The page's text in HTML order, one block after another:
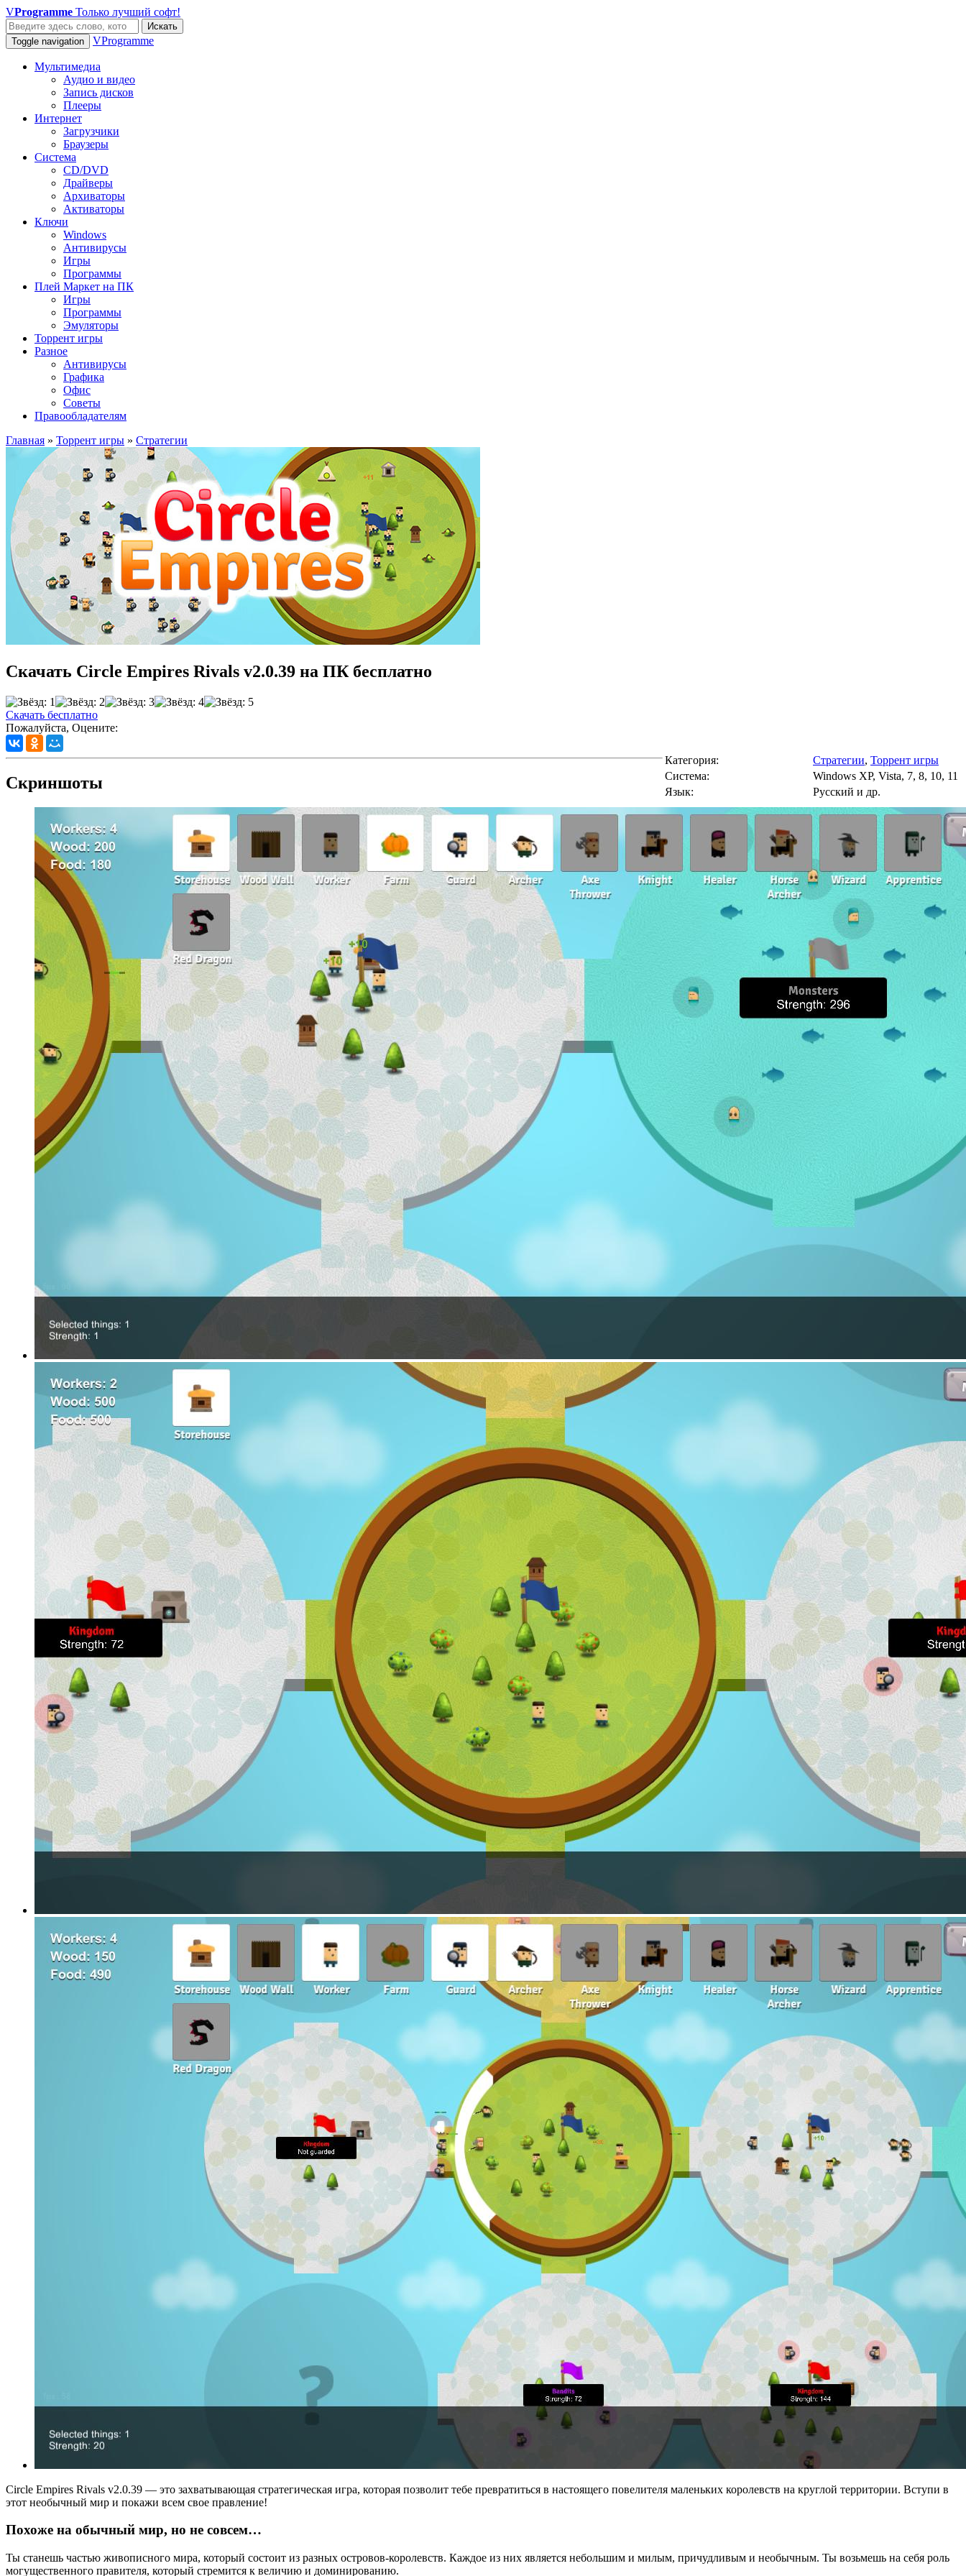
VProgramme Только лучший софт!
Искать
Toggle navigation
VProgramme
Мультимедиа
Аудио и видео
Запись дисков
Плееры
Интернет
Загрузчики
Браузеры
Система
CD/DVD
Драйверы
Архиваторы
Активаторы
Ключи
Windows
Антивирусы
Игры
Программы
Плей Маркет на ПК
Игры
Программы
Эмуляторы
Торрент игры
Разное
Антивирусы
Графика
Офис
Советы
Правообладателям
Главная » Торрент игры » Стратегии
Скачать Circle Empires Rivals v2.0.39 на ПК бесплатно
Скачать бесплатно
Пожалуйста, Оцените:
Категория: Стратегии, Торрент игры
Cистема:
Windows XP, Vista, 7, 8, 10, 11
Язык:
Русский и др.
Скриншоты
Circle Empires Rivals v2.0.39 — это захватывающая стратегическая игра, которая позволит тебе превратиться в настоящего повелителя маленьких королевств на круглой территории. Вступи в
этот необычный мир и покажи всем свое правление!
Похоже на обычный мир, но не совсем…
Ты станешь частью живописного мира, который состоит из разных островов-королевств. Каждое из них является небольшим и милым, причудливым и необычным. Ты возьмешь на себя роль
могущественного правителя, который стремится к величию и доминированию.